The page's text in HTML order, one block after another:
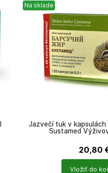
Na sklade
Jazvečí tuk v kapsulách
Sustamed
20,80
Vložiť do